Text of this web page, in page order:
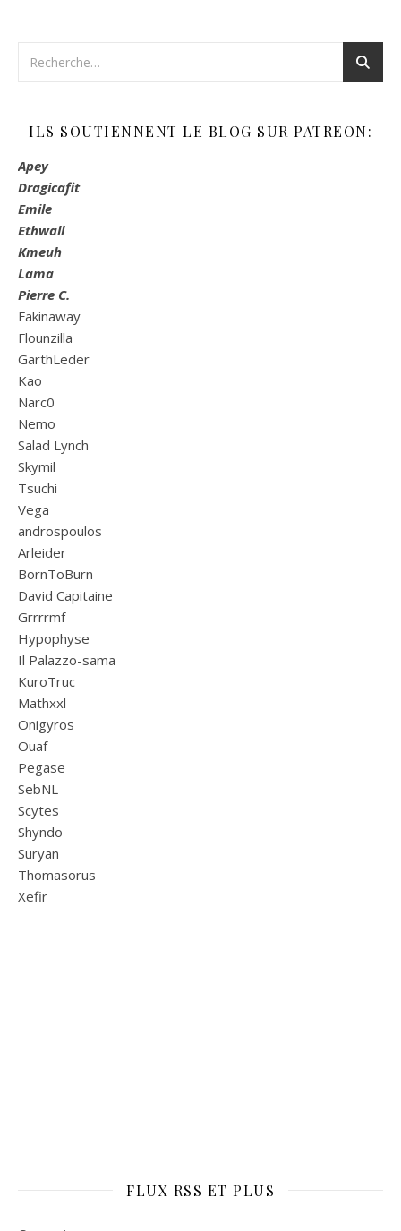
ILS SOUTIENNENT LE BLOG SUR PATREON:
Apey
Dragicafit
Emile
Ethwall
Kmeuh
Lama
Pierre C.
Fakinaway
Flounzilla
GarthLeder
Kao
Narc0
Nemo
Salad Lynch
Skymil
Tsuchi
Vega
androspoulos
Arleider
BornToBurn
David Capitaine
Grrrrmf
Hypophyse
Il Palazzo-sama
KuroTruc
Mathxxl
Onigyros
Ouaf
Pegase
SebNL
Scytes
Shyndo
Suryan
Thomasorus
Xefir
FLUX RSS ET PLUS